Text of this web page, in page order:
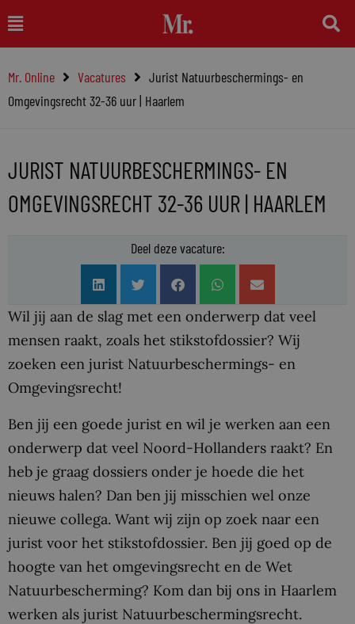
naar
inhoud
Main
Menu
Mr. Online Vacatures
Jurist Natuurbeschermings- en
Omgevingsrecht 32-36 uur | Haarlem
JURIST NATUURBESCHERMINGS- EN
OMGEVINGSRECHT 32-36 UUR | HAARLEM
Deel deze vacature:
Wil jij aan de slag met een onderwerp dat veel
mensen raakt, zoals het stikstofdossier? Wij
zoeken een jurist Natuurbeschermings- en
Omgevingsrecht!
Ben jij een goede jurist en wil je werken aan een
onderwerp dat veel Noord-Hollanders raakt? En
heb je graag dossiers onder je hoede die het
nieuws halen? Dan ben jij misschien wel onze
nieuwe collega. Want wij zijn op zoek naar een
jurist voor het stikstofdossier. Ben jij goed op de
hoogte van het omgevingsrecht en de Wet
Natuurbescherming? Kom dan bij ons in Haarlem
werken als jurist Natuurbeschermingsrecht.